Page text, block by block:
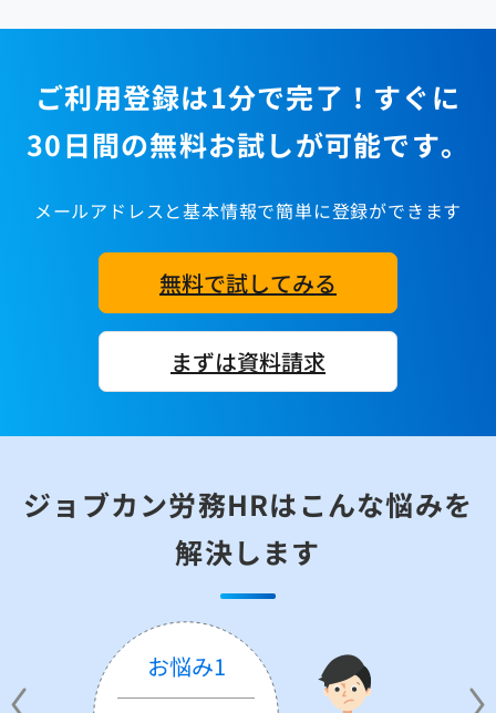
ご利用登録は1分で完了！すぐに
30日間の無料お試しが可能です。
メールアドレスと基本情報で簡単に登録ができます
無料で試してみる
まずは資料請求
ジョブカン労務HRはこんな悩みを
解決します
お悩み1